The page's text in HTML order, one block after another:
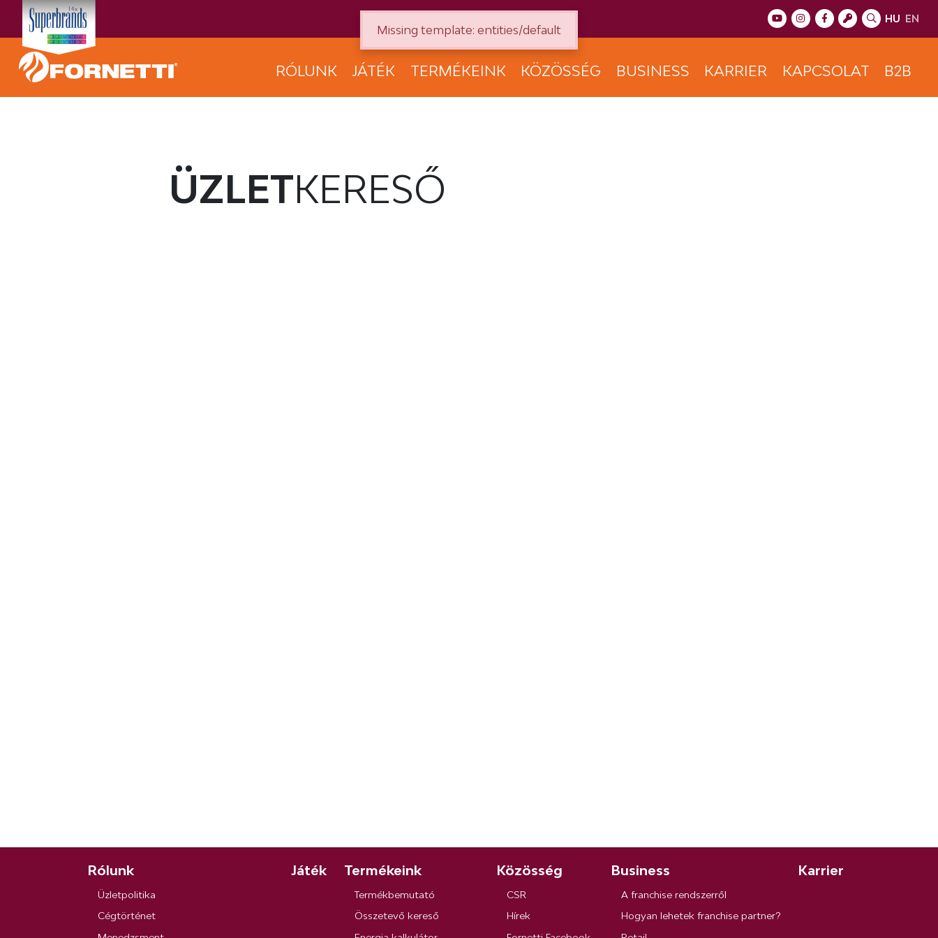
HU EN
RÓLUNK JÁTÉK TERMÉKEINK KÖZÖSSÉG BUSINESS KARRIER KAPCSOLAT B2B
ÜZLETKERESŐ
Rólunk
Üzletpolitika
Cégtörténet
Játék Termékeink
Termékbemutató
Összetevő kereső
Közösség
CSR
Hírek
Business
A franchise rendszerről
Hogyan lehetek franchise partner?
Karrier
Missing template: entities/default